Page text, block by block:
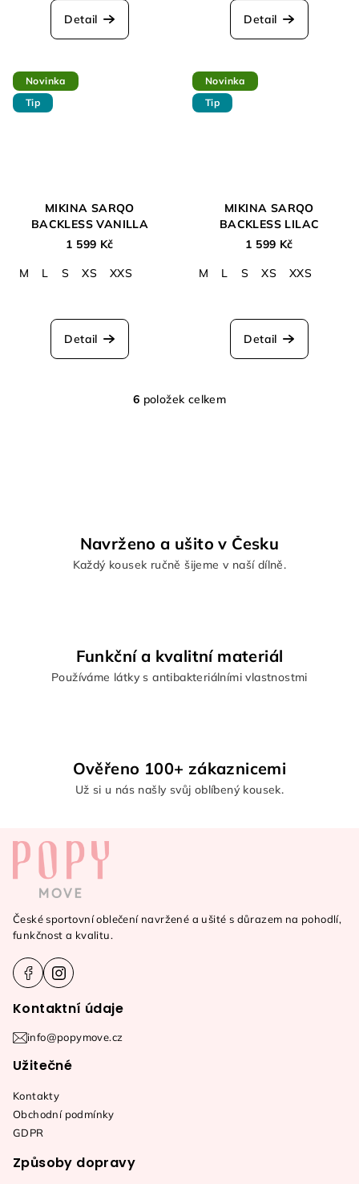
Detail Detail
Novinka
Tip
MIKINA SARQO
BACKLESS VANILLA
1 599 Kč
M
L S XS XXS
hodnocení
produktu
Detail
Novinka
Tip
MIKINA SARQO
BACKLESS LILAC
1 599 Kč
M
L S XS XXS
Detail
O
í
p
r
v
ý
p
6 položek celkem
Navrženo a ušito v Česku
Každý kousek ručně šijeme v naší dílně.
Funkční a kvalitní materiál
Používáme látky s antibakteriálními vlastnostmi
Ověřeno 100+ zákaznicemi
Už si u nás našly svůj oblíbený kousek.
České sportovní oblečení navržené a ušité s důrazem na pohodlí,
funkčnost a kvalitu.
Kontaktní údaje
info@popymove.cz
Užitečné
Kontakty
Obchodní podmínky
GDPR
Způsoby dopravy